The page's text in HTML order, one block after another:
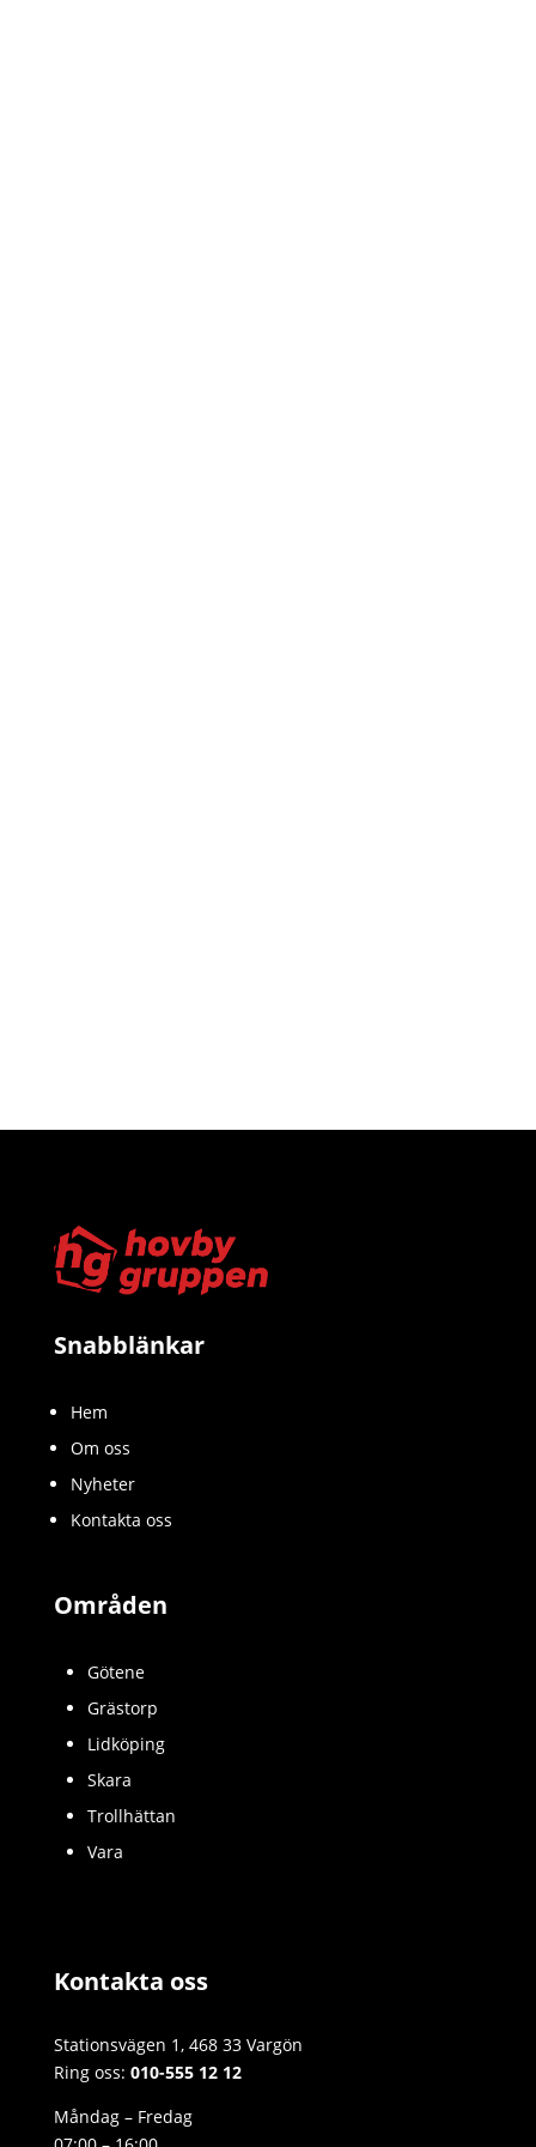
Snabblänkar
Hem
Om oss
Nyheter
Kontakta oss
Områden
Götene
Grästorp
Lidköping
Skara
Trollhättan
Vara
Kontakta oss
Stationsvägen 1, 468 33 Vargön
Ring oss: 010-555 12 12
Måndag – Fredag